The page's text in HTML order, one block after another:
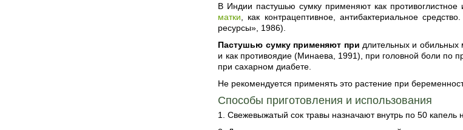
В Индии пастушью сумку применяют как противоглистное
матки , как контрацептивное, антибактериальное
ресурсы», 1986).
Пастушью сумку применяют при длительных и обильных
и как противоядие (Минаева, 1991), при головной боли по
при сахарном диабете.
Не рекомендуется применять это растение при
Способы приготовления и использования
1. Свежевыжатый сок травы назначают внутрь по 50 капель